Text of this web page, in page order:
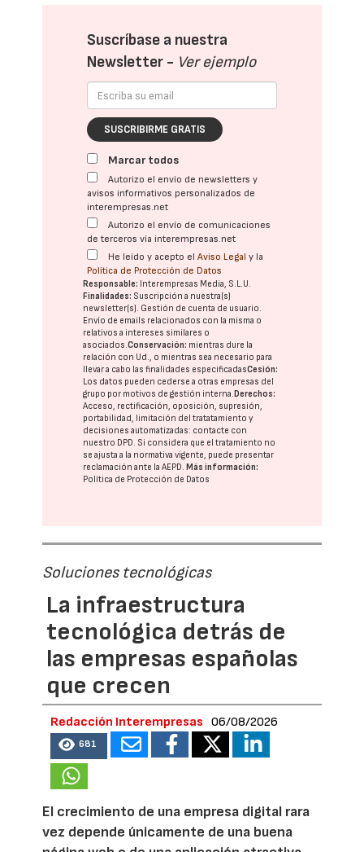
Suscríbase a nuestra
Newsletter - Ver ejemplo
SUSCRIBIRME GRATIS
Marcar todos
Autorizo el envío de newsletters y
avisos informativos personalizados de
interempresas.net
Autorizo el envío de comunicaciones
de terceros vía interempresas.net
He leído y acepto elAviso Legal y la
Política de Protección de Datos
Responsable: Interempresas Media, S.L.U.
Finalidades: Suscripción a nuestra(s)
newsletter(s). Gestión de cuenta de usuario.
Envío de emails relacionados con la misma o
relativos a intereses similares o
asociados.Conservación: mientras dure la
relación con Ud., o mientras sea necesario para
llevar a cabo las finalidades especificadasCesión:
Los datos pueden cederse a otras empresas del
grupo por motivos de gestión interna. Derechos:
Acceso, rectificación, oposición, supresión,
portabilidad, limitación del tratatamiento y
decisiones automatizadas: contacte con
nuestro DPD. Si considera que el tratamiento no
se ajusta a la normativa vigente, puede presentar
reclamación ante laAEPD. Más información:
Política de Protección de Datos
Soluciones tecnológicas
La infraestructura
tecnológica detrás de
las empresas españolas
que crecen
Redacción Interempresas 06/08/2026
681
El crecimiento de una empresa digital rara
vez depende únicamente de una buena